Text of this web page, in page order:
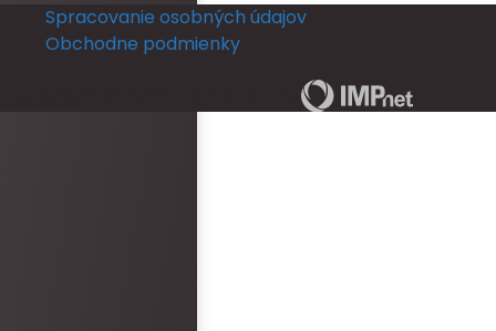
ceremony. This really
The rooms run out of
Spracovanie osobných údajov
Obchodne podmienky
Copyright © 2026 | RANCH 13 | by